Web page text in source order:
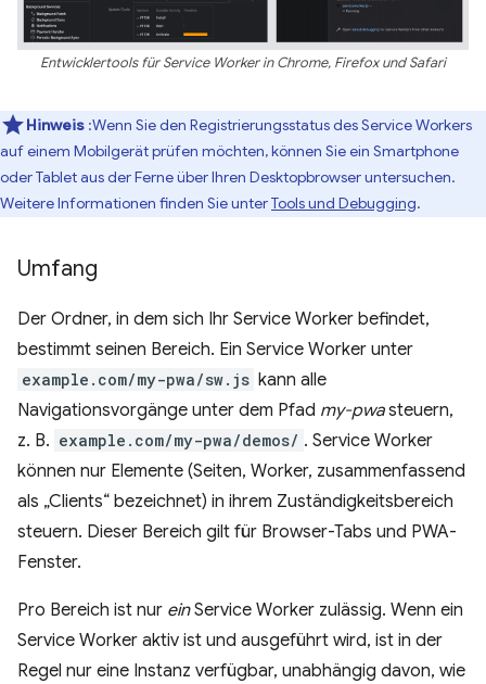
Entwicklertools für Service Worker in Chrome, Firefox und Safari
Hinweis :Wenn Sie den Registrierungsstatus des Service Workers
auf einem Mobilgerät prüfen möchten, können Sie ein Smartphone
oder Tablet aus der Ferne über Ihren Desktopbrowser untersuchen.
Weitere Informationen finden Sie unterTools und Debugging.
Umfang
Der Ordner, in dem sich Ihr Service Worker befindet,
bestimmt seinen Bereich. Ein Service Worker unter
example.com/my-pwa/sw.js kann alle
Navigationsvorgänge unter dem Pfad my-pwasteuern,
z. B. example.com/my-pwa/demos/ . Service Worker
können nur Elemente (Seiten, Worker, zusammenfassend
als „Clients“ bezeichnet) in ihrem Zuständigkeitsbereich
steuern. Dieser Bereich gilt für Browser-Tabs und PWA-
Fenster.
Pro Bereich ist nur einService Worker zulässig. Wenn ein
Service Worker aktiv ist und ausgeführt wird, ist in der
Regel nur eine Instanz verfügbar, unabhängig davon, wie